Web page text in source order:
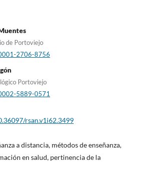
de Portoviejo
2706-8756
Portoviejo
5889-0571
rsan.v1i62.3499
a distancia, métodos de enseñanza,
en salud, pertinencia de la